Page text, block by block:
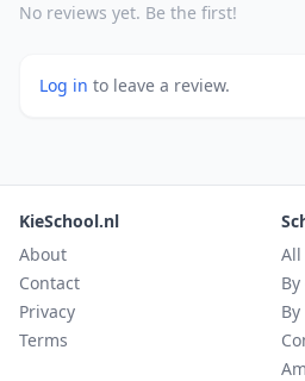
No reviews yet. Be the first!
Log in to leave a review.
KieSchool.nl
About
Contact
Privacy
Terms
All